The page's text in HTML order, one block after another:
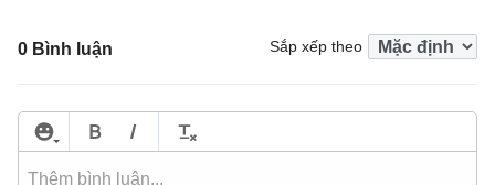
0 Bình luận Sắp xếp theo